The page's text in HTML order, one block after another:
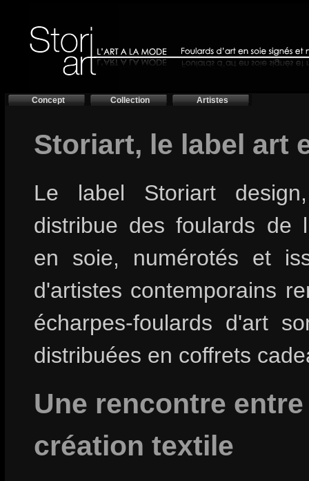
Concept Collection Artistes
Storiart, le label art
Le label Storiart
distribue des foulards de
en soie, numérotés et
d'artistes contemporains
écharpes-foulards d'art
distribuées en coffrets
Une rencontre
création textile